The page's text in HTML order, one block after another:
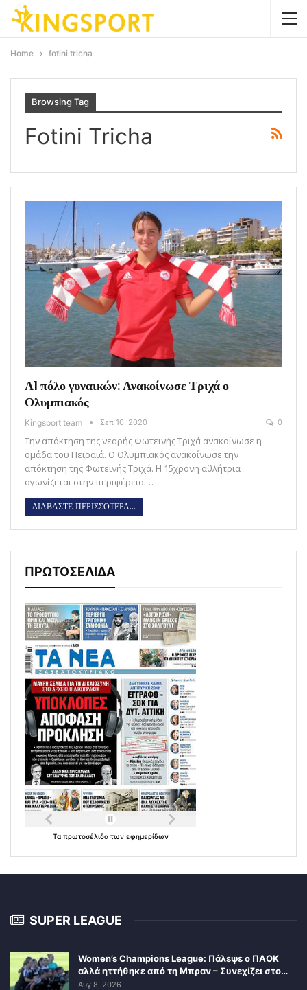
Home fotini tricha
Browsing Tag
Fotini Tricha
Α1 πόλο γυναικών: Ανακοίνωσε Τριχά ο
Ολυμπιακός
Kingsport team Σεπ 10, 2020 0
Την απόκτηση της νεαρής Φωτεινής Τριχά ανακοίνωσε η
ομάδα του Πειραιά. Ο Ολυμπιακός ανακοίνωσε την
απόκτηση της Φωτεινής Τριχά. Η 15χρονη αθλήτρια
αγωνίζεται στην περιφέρεια.…
ΔΙΑΒΑΣΤΕ ΠΕΡΙΣΣΟΤΕΡΑ...
ΠΡΩΤΟΣΕΛΙΔΑ
Τα πρωτοσέλιδα των εφημερίδων
SUPER LEAGUE
Women’s Champions League: Πάλεψε ο ΠΑΟΚ
αλλά ηττήθηκε από τη Μπραν – Συνεχίζει στο…
Αυγ 8, 2026